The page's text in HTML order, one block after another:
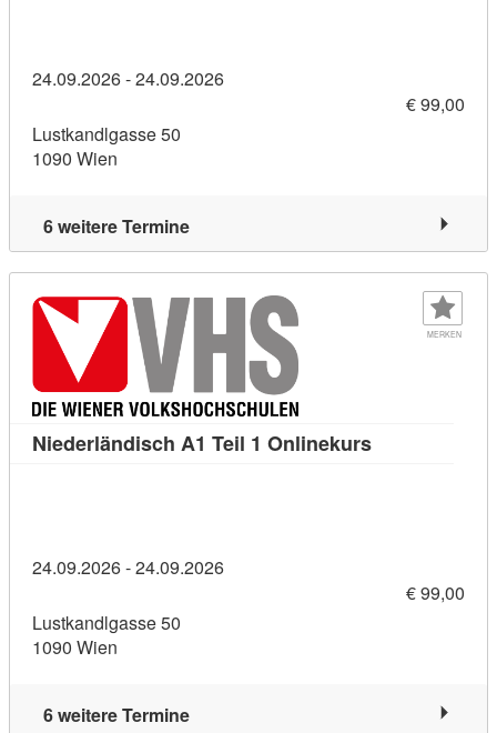
24.09.2026 - 24.09.2026
€ 99,00
Lustkandlgasse 50
1090 Wien
6 weitere Termine
MERKEN
Niederländisch A1 Teil 1 OnlinekursKursdetail:
24.09.2026 - 24.09.2026
€ 99,00
Lustkandlgasse 50
1090 Wien
6 weitere Termine